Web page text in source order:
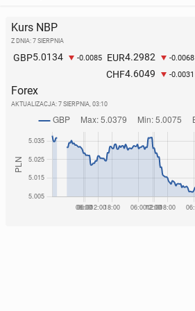
Kurs NBP
Z DNIA: 7 SIERPNIA
GBP5.0134 -0.0085 EUR4.2982 -0.0068
CHF4.6049 -0.0031
Forex
AKTUALIZACJA: 7 SIERPNIA, 03:10